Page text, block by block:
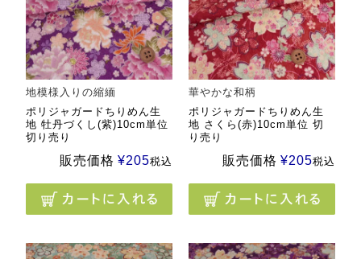
地模様入りの縮緬
ポリジャガードちりめん生
地 牡丹づくし(紫)10cm単位
切り売り
販売価格 ¥205税込
華やかな和柄
ポリジャガードちりめん生
地 さくら(赤)10cm単位 切
り売り
販売価格 ¥205税込